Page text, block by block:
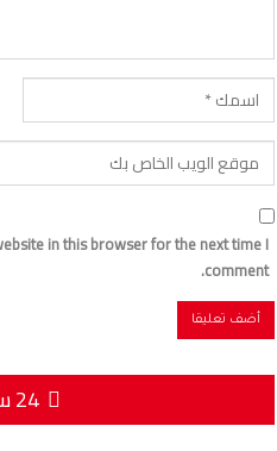
in this browser for the next time I
comment.
24 ساعة